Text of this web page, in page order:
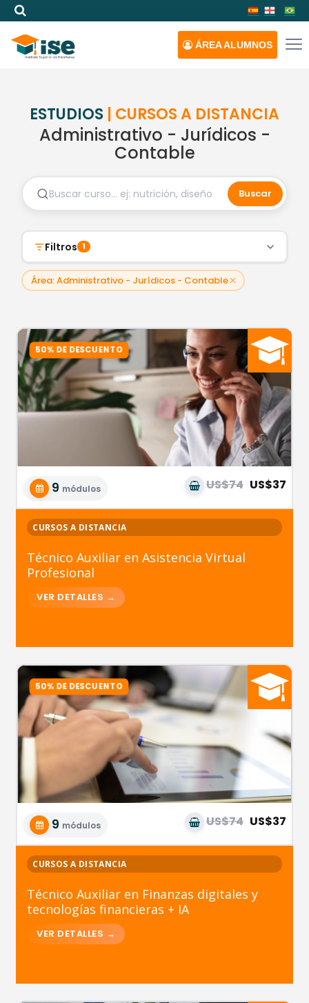
ÁREAALUMNOS
ESTUDIOS | CURSOS A DISTANCIA
Administrativo - Jurídicos -
Contable
Buscar
Filtros 1
Área: Administrativo - Jurídicos - Contable
9 módulos US$74 US$37
CURSOS A DISTANCIA
Técnico Auxiliar en Asistencia Virtual
Profesional
9 módulos US$74 US$37
CURSOS A DISTANCIA
Técnico Auxiliar en Finanzas digitales y
tecnologías financieras + IA